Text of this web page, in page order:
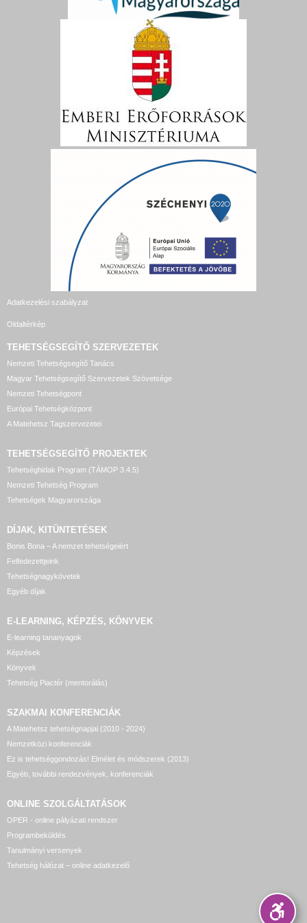
Adatkezelési szabályzat
Oldaltérkép
TEHETSÉGSEGÍTŐ SZERVEZETEK
Nemzeti Tehetségsegítő Tanács
Magyar Tehetségsegítő Szervezetek Szövetsége
Nemzeti Tehetségpont
Európai Tehetségközpont
A Matehetsz Tagszervezetei
TEHETSÉGSEGÍTŐ PROJEKTEK
Tehetséghidak Program (TÁMOP 3.4.5)
Nemzeti Tehetség Program
Tehetségek Magyarországa
DÍJAK, KITÜNTETÉSEK
Bonis Bona – A nemzet tehetségeiért
Felfedezettjeink
Tehetségnagykövetek
Egyéb díjak
E-LEARNING, KÉPZÉS, KÖNYVEK
E-learning tananyagok
Képzések
Könyvek
Tehetség Piactér (mentorálás)
SZAKMAI KONFERENCIÁK
A Matehetsz tehetségnapjai (2010 - 2024)
Nemzetközi konferenciák
Ez is tehetséggondozás! Elmélet és módszerek (2013)
Egyéb, további rendezvények, konferenciák
ONLINE SZOLGÁLTATÁSOK
OPER - online pályázati rendszer
Programbeküldés
Tanulmányi versenyek
Tehetség hálózat – online adatkezelő